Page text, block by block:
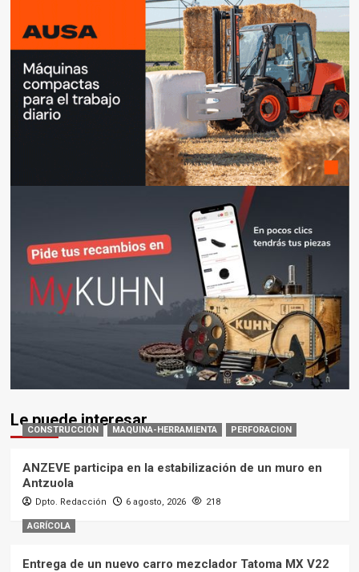
Le puede interesar
CONSTRUCCIÓN MAQUINA-HERRAMIENTA PERFORACION
ANZEVE participa en la estabilización de un muro en
Antzuola
Dpto. Redacción 6 agosto, 2026 218
AGRÍCOLA
Entrega de un nuevo carro mezclador Tatoma MX V22